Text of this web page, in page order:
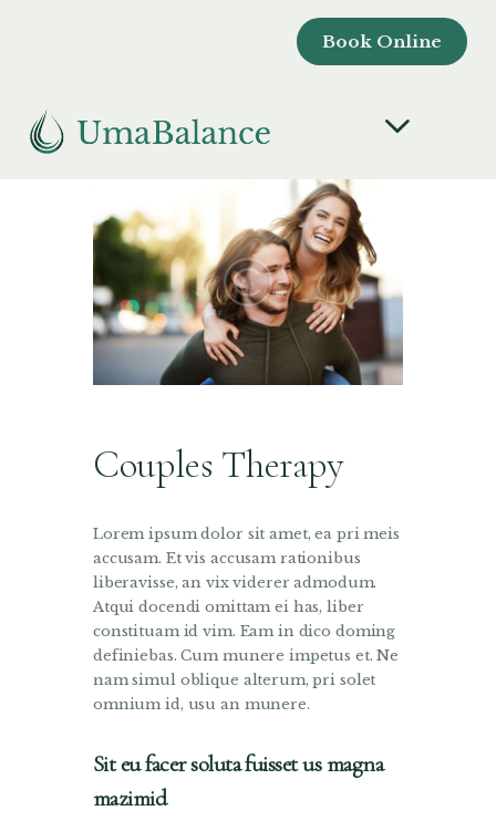
Book Online
Couples Therapy
Lorem ipsum dolor sit amet, ea pri meis
accusam. Et vis accusam rationibus
liberavisse, an vix viderer admodum.
Atqui docendi omittam ei has, liber
constituam id vim. Eam in dico doming
definiebas. Cum munere impetus et. Ne
nam simul oblique alterum, pri solet
omnium id, usu an munere.
Sit eu facer soluta fuisset us magna
mazimid